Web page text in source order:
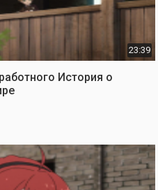
23:39
История о